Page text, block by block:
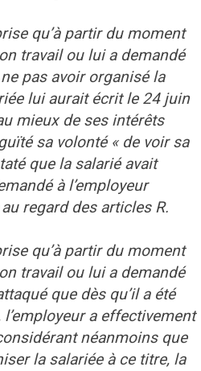
qu’à partir du moment
travail ou lui a demandé
pas avoir organisé la
lui aurait écrit le 24 juin
mieux de ses intérêts
sa volonté « de voir sa
que la salarié avait
à l’employeur
regard des articles R.
qu’à partir du moment
travail ou lui a demandé
que dès qu’il a été
a effectivement
néanmoins que
la salariée à ce titre, la